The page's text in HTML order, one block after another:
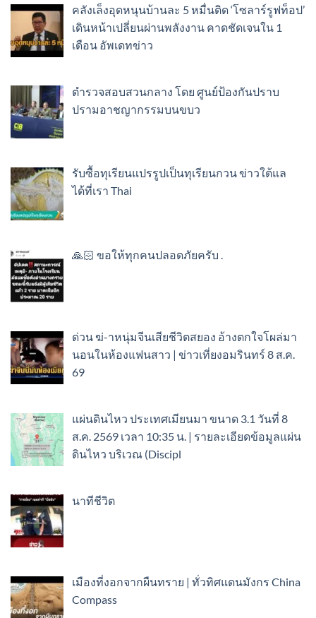
คลังเล็งอุดหนุนบ้านละ 5 หมื่นติด ‘โซลาร์รูฟท็อป’
เดินหน้าเปลี่ยนผ่านพลังงาน คาดชัดเจนใน 1
เดือน อัพเดทข่าว
ตำรวจสอบสวนกลาง โดย ศูนย์ป้องกันปราบ
ปรามอาชญากรรมบนขบว
รับซื้อทุเรียนแปรรูปเป็นทุเรียนกวน ข่าวใต้แล
ได้ที่เรา Thai
🙏🏻 ขอให้ทุกคนปลอดภัยครับ .
ด่วน ฆ่-าหนุ่มจีนเสียชีวิตสยอง อ้างตกใจโผล่มา
นอนในห้องแฟนสาว | ข่าวเที่ยงอมรินทร์ 8 ส.ค.
69
แผ่นดินไหว ประเทศเมียนมา ขนาด 3.1 วันที่ 8
ส.ค. 2569 เวลา 10:35 น. | รายละเอียดข้อมูลแผ่น
ดินไหว บริเวณ (Discipl
นาทีชีวิต
เมืองที่งอกจากผืนทราย | ทั่วทิศแดนมังกร China
Compass